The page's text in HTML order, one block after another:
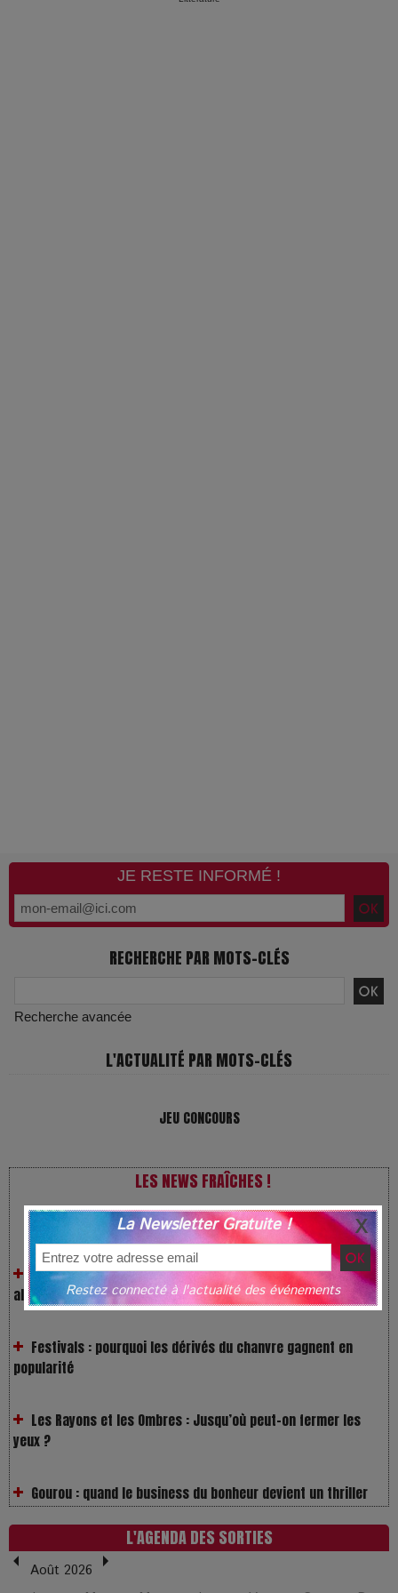
JE RESTE INFORMÉ !
RECHERCHE PAR MOTS-CLÉS
Recherche avancée
L'ACTUALITÉ PAR MOTS-CLÉS
JEU CONCOURS
LES NEWS FRAÎCHES !
VivaTech 2026 : l’instant où l’opéra bascule dans l’ère des
algorithmes
Festivals : pourquoi les dérivés du chanvre gagnent en
popularité
LOL 2.0 : aimer, grandir et se comprendre à l’ère des
L'AGENDA DES SORTIES
Août 2026
La Newsletter Gratuite !
Restez connecté à l'actualité des événements